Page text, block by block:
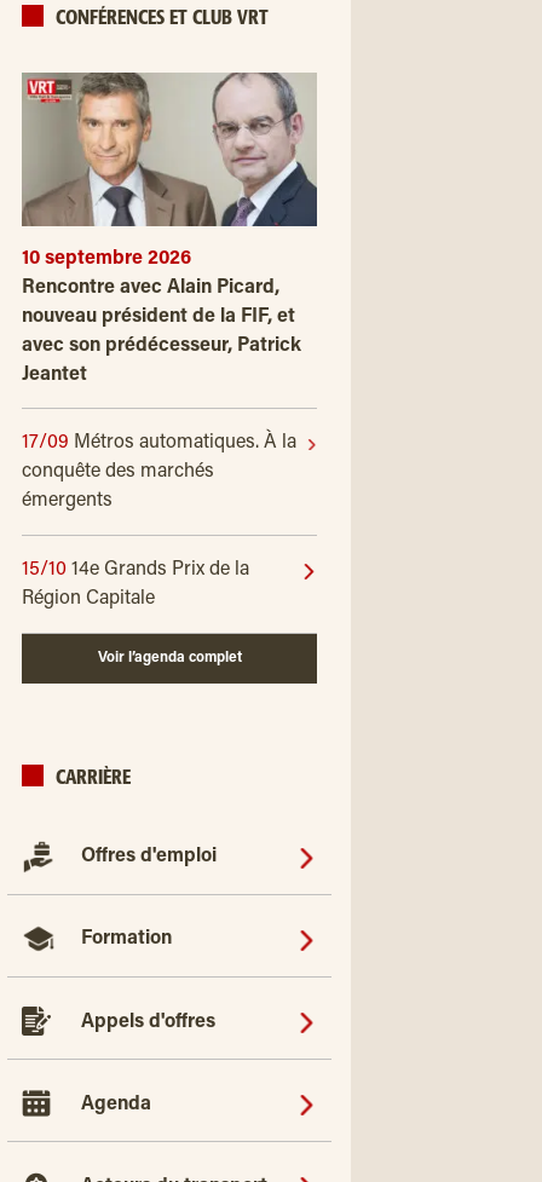
CONFÉRENCES ET CLUB VRT
10 septembre 2026
Rencontre avec Alain Picard,
nouveau président de la FIF, et
avec son prédécesseur, Patrick
Jeantet
17/09 Métros automatiques. À la
conquête des marchés
émergents
15/10 14e Grands Prix de la
Région Capitale
Voir l’agenda complet
CARRIÈRE
Offres d'emploi
Formation
Appels d'offres
Agenda